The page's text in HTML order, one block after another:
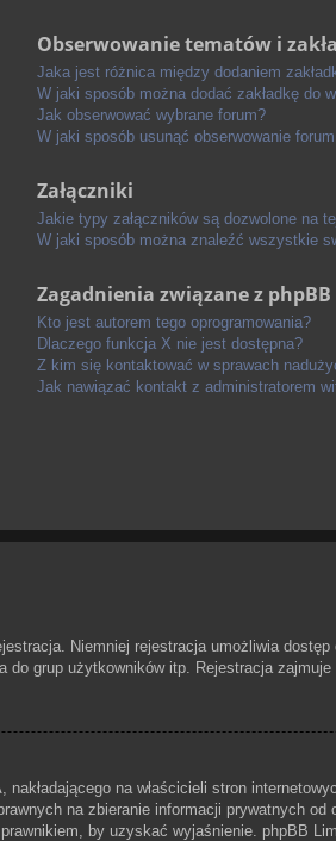
Obserwowanie tematów i
Jaka jest różnica między dodaniem
W jaki sposób można dodać zakładkę do
Jak obserwować wybrane forum?
W jaki sposób usunąć obserwowanie
Załączniki
Jakie typy załączników są dozwolone na
W jaki sposób można znaleźć wszystkie
Zagadnienia związane z phpBB
Kto jest autorem tego oprogramowania?
Dlaczego funkcja X nie jest dostępna?
Z kim się kontaktować w sprawach
Jak nawiązać kontakt z administratorem
Niemniej rejestracja umożliwia
grup użytkowników itp. Rejestracja
na właścicieli stron
na zbieranie informacji prywatnych
by uzyskać wyjaśnienie. phpBB